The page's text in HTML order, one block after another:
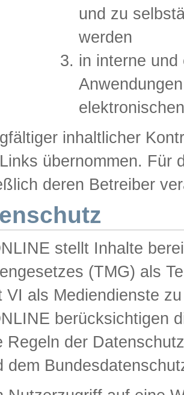
und zu
werden
in interne
inhaltlicher
übernommen. Für
deren Betreiber
stellt Inhalte
(TMG) als
VI als Mediendienste
berücksichtigen
Regeln der
dem